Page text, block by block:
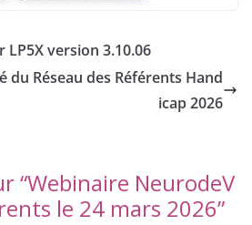
LP5X version 3.10.06
du Réseau des Référents Hand
icap 2026
“Webinaire NeurodeV
le 24 mars 2026”